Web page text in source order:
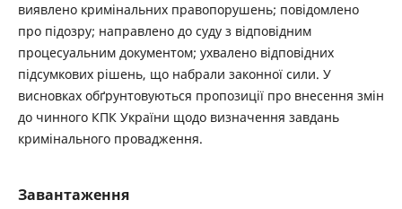
виявлено кримінальних правопорушень; повідомлено
про підозру; направлено до суду з відповідним
процесуальним документом; ухвалено відповідних
підсумкових рішень, що набрали законної сили. У
висновках обґрунтовуються пропозиції про внесення змін
до чинного КПК України щодо визначення завдань
кримінального провадження.
Завантаження